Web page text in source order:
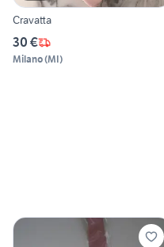
Cravatta
30 €
Milano(MI)